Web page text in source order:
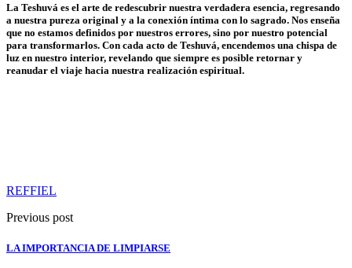
La Teshuvá es el arte de redescubrir nuestra verdadera esencia, regresando
a nuestra pureza original y a la conexión íntima con lo sagrado. Nos enseña
que no estamos definidos por nuestros errores, sino por nuestro potencial
para transformarlos. Con cada acto de Teshuvá, encendemos una chispa de
luz en nuestro interior, revelando que siempre es posible retornar y
reanudar el viaje hacia nuestra realización espiritual.
REFFIEL
Previous post
LA IMPORTANCIA DE LIMPIARSE